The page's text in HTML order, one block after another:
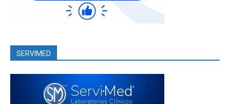
SERVIMED